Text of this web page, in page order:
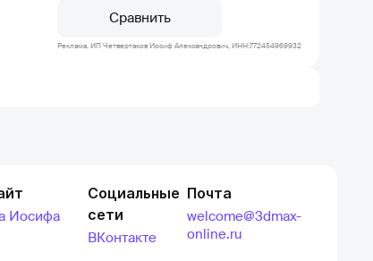
Сравнить
Реклама. ИП Четвертаков Иосиф Александрович, ИНН:772454969932
Иосифа
Социальные
сети
ВКонтакте
Почта
welcome@3dmax-
online.ru